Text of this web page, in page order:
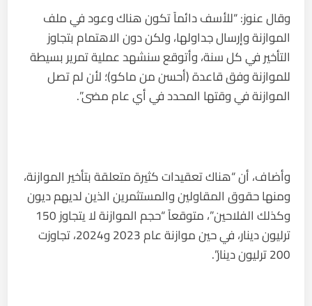
وقال عنوز: “للأسف دائماً تكون هناك وعود في ملف
الموازنة وإرسال جداولها، ولكن دون الاهتمام بتجاوز
التأخير في كل سنة، وأتوقع سنشهد عملية تمرير بسيطة
للموازنة وفق قاعدة (أحسن من ماكو)؛ لأن لم تصل
الموازنة في وقتها المحدد في أي عام مضى”.
وأضاف، أن “هناك تعقيدات كثيرة متعلقة بتأخير الموازنة،
ومنها حقوق المقاولين والمستثمرين الذين لديهم ديون
وكذلك الفلاحين”، متوقعاً “حجم الموازنة لا يتجاوز 150
ترليون دينار، في حين موازنة عام 2023 و2024، تجاوزت
200 ترليون دينار”.